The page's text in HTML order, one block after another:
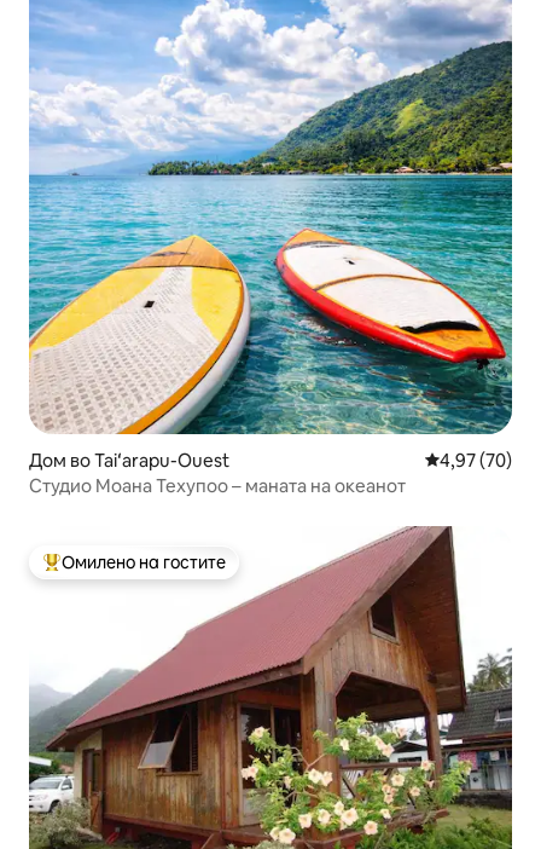
Дом во Taiʻarapu-Ouest Просечна
4,97 (70)
Студио Моана Техупоо – маната на океанот
Меѓу најуспешните „Омилени на гостите“
Омилено на гостите